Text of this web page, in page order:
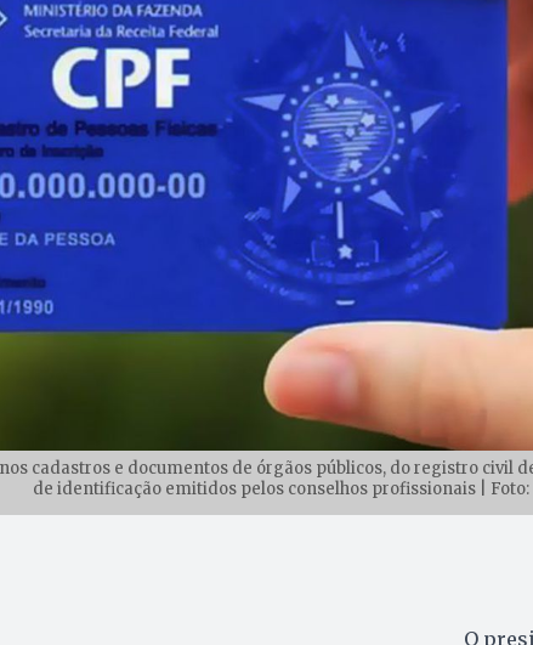
cadastros e documentos de órgãos públicos, do registro civil
de identificação emitidos pelos conselhos profissionais | Foto:
O